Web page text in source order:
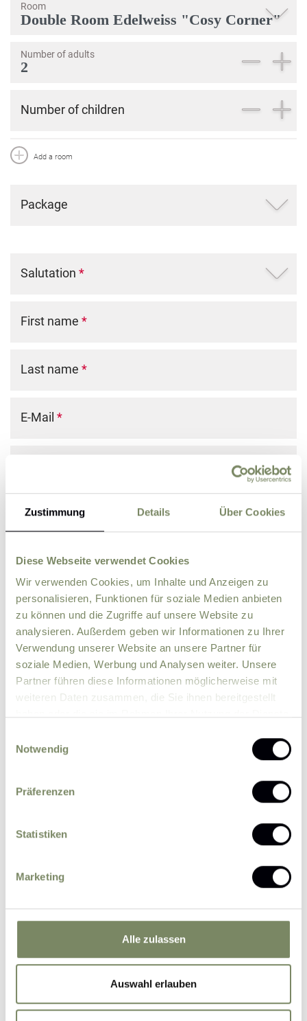
Zustimmung Details Über Cookies
Diese Webseite verwendet Cookies
Wir verwenden Cookies, um Inhalte und Anzeigen zu
personalisieren, Funktionen für soziale Medien anbieten
zu können und die Zugriffe auf unsere Website zu
analysieren. Außerdem geben wir Informationen zu Ihrer
Verwendung unserer Website an unsere Partner für
soziale Medien, Werbung und Analysen weiter. Unsere
Partner führen diese Informationen möglicherweise mit
weiteren Daten zusammen, die Sie ihnen bereitgestellt
Notwendig
Präferenzen
Statistiken
Marketing
Alle zulassen
Auswahl erlauben
Room
Number of adults
Number of children
Add a room
Package
Salutation *
First name *
Last name *
E-Mail *
Street
ZIP City
Country
Comment
offers by e-mail.
may be processed by the data protection officer
for the purpose of processing my enquiry on the
basis of the consent given by me by sending the